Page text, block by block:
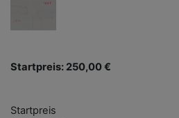
Startpreis: 250,00 €
Startpreis